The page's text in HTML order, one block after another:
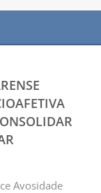
Avosidade